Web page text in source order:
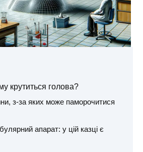
крутиться голова?
з-за яких може паморочитися
апарат: у цій казці є